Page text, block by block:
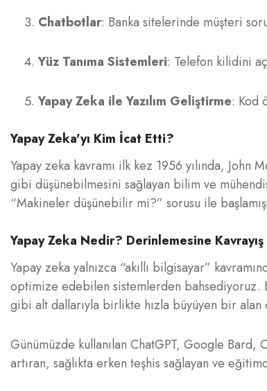
Chatbotlar: Banka sitelerinde müşteri
Yüz Tanıma Sistemleri: Telefon kilidini
Yapay Zeka ile Yazılım Geliştirme: Kod
Yapay Zeka'yı Kim İcat Etti?
Yapay zeka kavramı ilk kez 1956 yılında, John
gibi düşünebilmesini sağlayan bilim ve
“Makineler düşünebilir mi?” sorusu ile
Yapay Zeka Nedir? Derinlemesine Kavrayış
Yapay zeka yalnızca “akıllı bilgisayar”
optimize edebilen sistemlerden bahsediyoruz.
gibi alt dallarıyla birlikte hızla büyüyen bir alan
Günümüzde kullanılan ChatGPT, Google
artıran, sağlıkta erken teşhis sağlayan ve